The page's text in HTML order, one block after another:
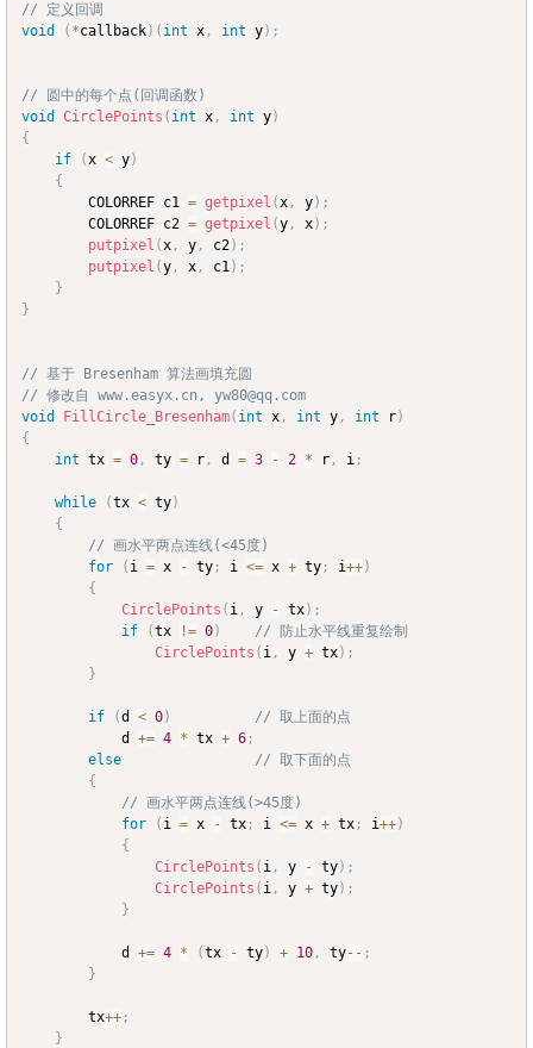
// 定义回调
void
( *callback) ( int x , int y) ;
// 圆中的每个点(回调函数)
void
CirclePoints ( int x , int y)
{
if
(x < y)
{
		COLORREF c1
= getpixel (x , y) ;
		COLORREF c2
= getpixel (y , x) ;
putpixel (x , y , c2) ;
putpixel (y , x , c1) ;
}
}
// 基于 Bresenham 算法画填充圆
// 修改自 www.easyx.cn, yw80@qq.com
void
FillCircle_Bresenham( int x , int y , int r)
{
int tx = 0 , ty = r , d = 3 - 2 * r , i ;
while (tx < ty)
{
// 画水平两点连线(<45度)
for
( i = x - ty ; i <= x + ty ; i++)
{
CirclePoints ( i , y - tx) ;
if
(tx != 0)
// 防止水平线重复绘制
CirclePoints ( i , y + tx) ;
}
if (d < 0)
// 取上面的点
			d
+= 4 * tx + 6 ;
else
// 取下面的点
{
// 画水平两点连线(>45度)
for
( i = x - tx ; i <= x + tx ; i++)
{
CirclePoints ( i , y - ty) ;
CirclePoints ( i , y + ty) ;
}
			d
+= 4 * (tx - ty) + 10 , ty-- ;
}
		tx
++ ;
}